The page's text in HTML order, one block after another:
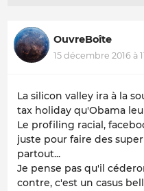
OuvreBoîte
15 décembre 2016 à
La silicon valley ira à la
tax holiday qu'Obama
Le profiling racial,
juste pour faire des
partout...
Je pense pas qu'il
contre, c'est un casus